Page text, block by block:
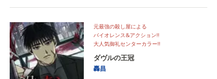
元最強の殺し屋による
バイオレンス&アクション!!
大人気御礼センターカラー!!
ダヴルの王冠
轟昌